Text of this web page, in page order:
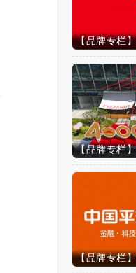
【品牌专栏
【品牌专栏
【品牌专栏